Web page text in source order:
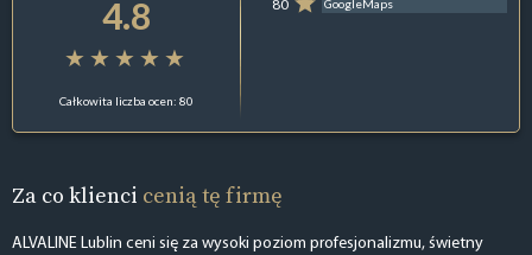
4.8
Całkowita liczba ocen: 80
80 GoogleMaps
Za co klienci cenią tę firmę
ALVALINE Lublin ceni się za wysoki poziom profesjonalizmu, świetny